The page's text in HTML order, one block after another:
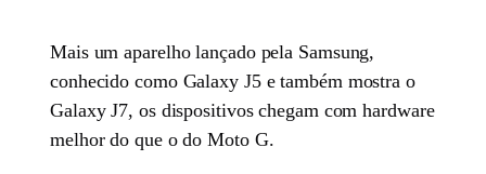
Mais um aparelho lançado pela Samsung,
conhecido como Galaxy J5 e também mostra o
Galaxy J7, os dispositivos chegam com hardware
melhor do que o do Moto G.